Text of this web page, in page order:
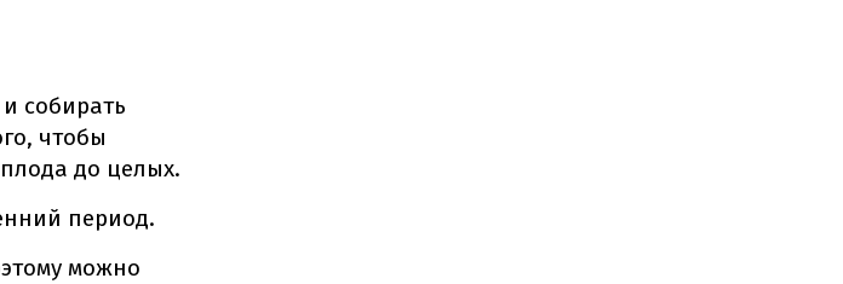
и собирать
чтобы
до целых.
период.
можно